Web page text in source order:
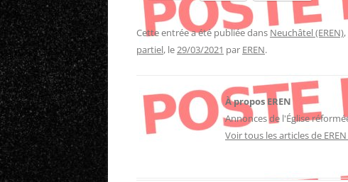
Cette entrée a été publiée dans Neuchâtel (EREN),
partiel, le29/03/2021 par EREN.
À propos EREN
Annonces de l'Église
Voir tous les articles de EREN